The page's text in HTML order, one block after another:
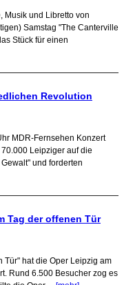
Musik und Libretto von
Samstag "The Canterville
Stück für einen
Revolution
MDR-Fernsehen Konzert
Leipziger auf die
und forderten
Tag der offenen Tür
Tür" hat die Oper Leipzig am
Rund 6.500 Besucher zog es